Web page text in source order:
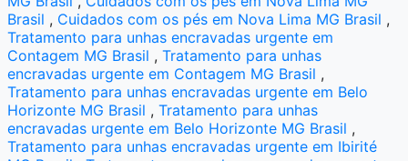
Brasil , Cuidados com os pés em Nova Lima MG Brasil ,
Tratamento para unhas encravadas urgente em
Contagem MG Brasil ,Tratamento para unhas
encravadas urgente em Contagem MG Brasil ,
Tratamento para unhas encravadas urgente em Belo
Horizonte MG Brasil ,Tratamento para unhas
encravadas urgente em Belo Horizonte MG Brasil ,
Tratamento para unhas encravadas urgente em Ibirité